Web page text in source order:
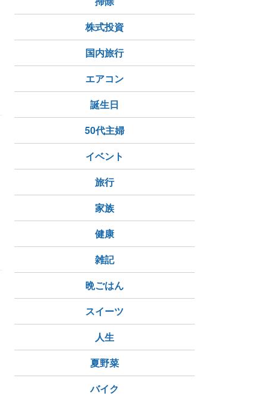
パブロ・ピカソ
上野公園
株式投資
国内旅行
エアコン
誕生日
50代主婦
イベント
旅行
家族
健康
雑記
晩ごはん
スイーツ
人生
夏野菜
バイク